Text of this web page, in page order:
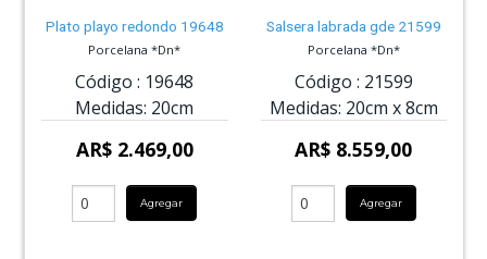
Plato playo redondo 19648
Porcelana *Dn*
Código : 19648
Medidas: 20cm
AR$ 2.469,00
Agregar
Salsera labrada gde 21599
Porcelana *Dn*
Código : 21599
Medidas: 20cm x8cm
AR$ 8.559,00
Agregar